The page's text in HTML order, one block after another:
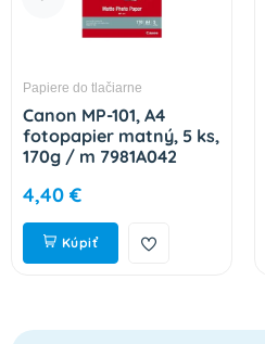
Papiere do tlačiarne
Canon MP-101, A4
fotopapier matný, 5 ks,
170g / m 7981A042
4,40 €
Kúpiť